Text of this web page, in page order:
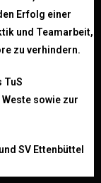
Erfolg einer
und Teamarbeit,
zu verhindern.
TuS
sowie zur
SV Ettenbüttel